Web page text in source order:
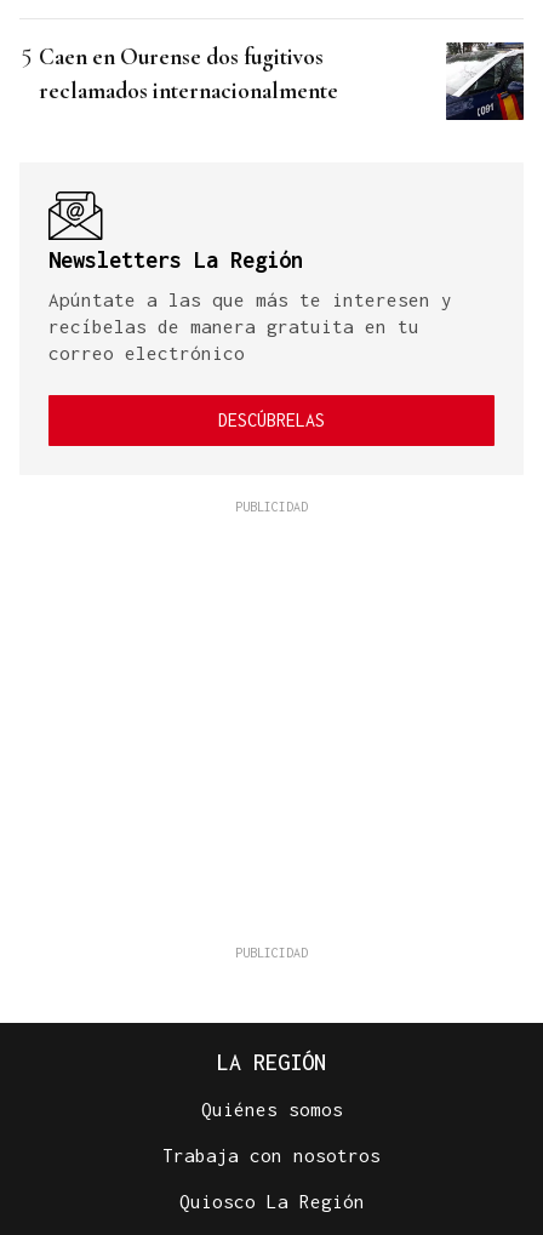
Caen en Ourense dos fugitivos
reclamados internacionalmente
Newsletters La Región
Apúntate a las que más te interesen y
recíbelas de manera gratuita en tu
correo electrónico
DESCÚBRELAS
LA REGIÓN
Quiénes somos
Trabaja con nosotros
Quiosco La Región